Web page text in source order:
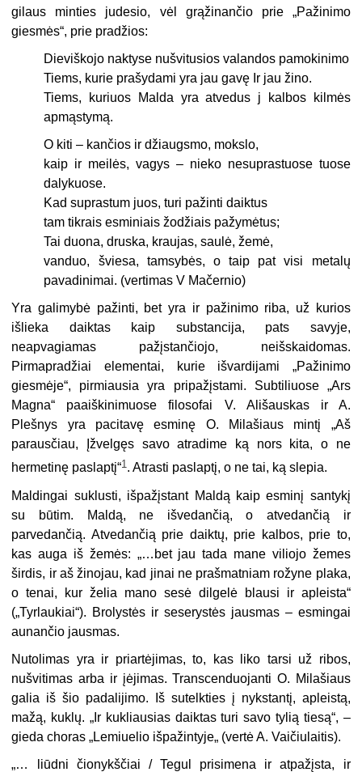
gilaus minties judesio, vėl grąžinančio prie „Pažinimo
giesmės“, prie pradžios:
Dieviškojo naktyse nušvitusios valandos pamokinimo
Tiems, kurie prašydami yra jau gavę Ir jau žino.
Tiems, kuriuos Malda yra atvedus j kalbos kilmės
apmąstymą.
O kiti – kančios ir džiaugsmo, mokslo,
kaip ir meilės, vagys – nieko nesuprastuose tuose
dalykuose.
Kad suprastum juos, turi pažinti daiktus
tam tikrais esminiais žodžiais pažymėtus;
Tai duona, druska, kraujas, saulė, žemė,
vanduo, šviesa, tamsybės, o taip pat visi metalų
pavadinimai. (vertimas V Mačernio)
Yra galimybė pažinti, bet yra ir pažinimo riba, už kurios
išlieka daiktas kaip substancija, pats savyje,
neapvagiamas pažįstančiojo, neišskaidomas.
Pirmapradžiai elementai, kurie išvardijami „Pažinimo
giesmėje“, pirmiausia yra pripažįstami. Subtiliuose „Ars
Magna“ paaiškinimuose filosofai V. Ališauskas ir A.
Plešnys yra pacitavę esminę O. Milašiaus mintį „Aš
parausčiau, Įžvelgęs savo atradime ką nors kita, o ne
hermetinę paslaptį“1 . Atrasti paslaptį, o ne tai, ką slepia.
Maldingai suklusti, išpažįstant Maldą kaip esminį santykį
su būtim. Maldą, ne išvedančią, o atvedančią ir
parvedančią. Atvedančią prie daiktų, prie kalbos, prie to,
kas auga iš žemės: „…bet jau tada mane viliojo žemes
širdis, ir aš žino­jau, kad jinai ne prašmatniam rožyne plaka,
o tenai, kur želia mano sesė dilgelė blausi ir apleista“
(„Tyrlaukiai“). Brolystės ir seserystės jausmas – esmingai
aunančio jausmas.
Nutolimas yra ir priartėjimas, to, kas liko tarsi už ribos,
nušvitimas arba ir įėjimas. Transcenduojanti O. Milašiaus
galia iš šio padalijimo. Iš sutelkties į nykstantį, apleistą,
mažą, kuklų. „Ir kukliausias daiktas turi savo tylią tiesą“, –
gieda choras „Lemiuelio išpažintyje„ (vertė A. Vaičiulaitis).
„… liūdni čionykščiai / Tegul prisimena ir atpažįsta, ir